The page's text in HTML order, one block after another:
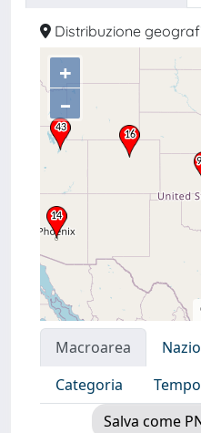
Distribuzione
+
–
Macroarea
Categoria
Tempo
Salva come